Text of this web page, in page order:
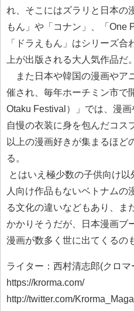
れ、そこにはズラリと日本の
もん」や「コナン」、「One
「ドラえもん」はシリーズ
上が出版される大人気作品だ。
また日本や韓国の漫画やア
催され、毎年ホーチミン市で
Otaku Festival）」では、漫画
自慢の衣装に身を包んだコス
以上の漫画好きが集まるほど
る。
とはいえ極少数の子供向け
人向け作品もないベトナムの
る文化の違いなどもあり、ま
かかりそうだが、日本漫画ブ
漫画が数多く世に出てくるの
ライター：西村清志郎(クロマ
https://krorma.com/
http://twitter.com/